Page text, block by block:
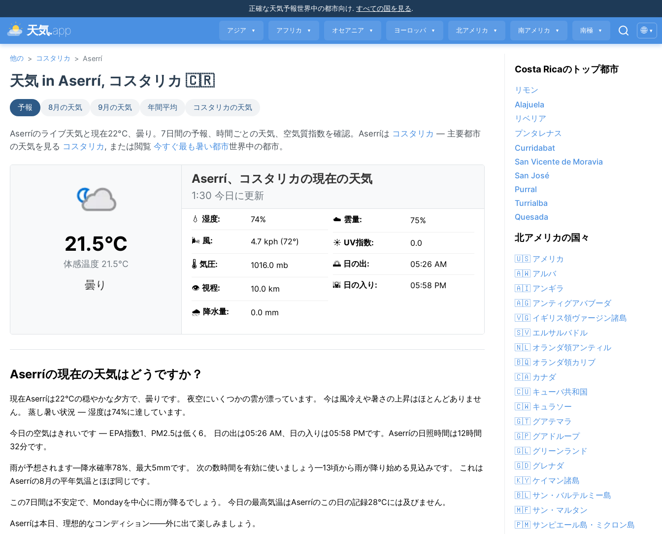
正確な天気予報世界中の都市向け. すべての国を見る.
天気.app アジア ▼ アフリカ ▼ オセアニア ▼ ヨーロッパ ▼ 北アメリカ ▼ 南アメリカ ▼ 南極 ▼ 🌐 ▾
他の > コスタリカ > Aserrí
天気 in Aserrí, コスタリカ 🇨🇷
予報 8月の天気 9月の天気 年間平均 コスタリカの天気
Aserríのライブ天気と現在22°C、曇り。7日間の予報、時間ごとの天気、空気質指数を確認。Aserríは コスタリカ — 主要都市
の天気を見る コスタリカ, または閲覧 今すぐ最も暑い都市世界中の都市。
21.5°C
体感温度 21.5°C
曇り
Aserrí、コスタリカの現在の天気
1:30 今日に更新
💧 湿度: 74%
🌬️ 風: 4.7 kph (72°)
🌡️ 気圧: 1016.0 mb
👁️ 視程: 10.0 km
🌧️ 降水量: 0.0 mm
☁️ 雲量: 75%
☀️ UV指数: 0.0
🌅 日の出: 05:26 AM
🌇 日の入り: 05:58 PM
Aserríの現在の天気はどうですか？
現在Aserríは22°Cの穏やかな夕方で、曇りです。 夜空にいくつかの雲が漂っています。 今は風冷えや暑さの上昇はほとんどありませ
ん。 蒸し暑い状況 — 湿度は74%に達しています。
今日の空気はきれいです — EPA指数1、PM2.5は低く6。 日の出は05:26 AM、日の入りは05:58 PMです。Aserríの日照時間は12時間
32分です。
雨が予想されます—降水確率78%、最大5mmです。 次の数時間を有効に使いましょう—13頃から雨が降り始める見込みです。 これは
Aserríの8月の平年気温とほぼ同じです。
この7日間は不安定で、Mondayを中心に雨が降るでしょう。 今日の最高気温はAserríのこの日の記録28°Cには及びません。
Aserríは本日、理想的なコンディション——外に出て楽しみましょう。
Costa Ricaのトップ都市
リモン
Alajuela
リベリア
プンタレナス
Curridabat
San Vicente de Moravia
San José
Purral
Turrialba
Quesada
北アメリカの国々
🇺🇸 アメリカ
🇦🇼 アルバ
🇦🇮 アンギラ
🇦🇬 アンティグアバブーダ
🇻🇬 イギリス領ヴァージン諸島
🇸🇻 エルサルバドル
🇳🇱 オランダ領アンティル
🇧🇶 オランダ領カリブ
🇨🇦 カナダ
🇨🇺 キューバ共和国
🇨🇼 キュラソー
🇬🇹 グアテマラ
🇬🇵 グアドループ
🇬🇱 グリーンランド
🇬🇩 グレナダ
🇰🇾 ケイマン諸島
🇧🇱 サン・バルテルミー島
🇲🇫 サン・マルタン
🇵🇲 サンピエール島・ミクロン島